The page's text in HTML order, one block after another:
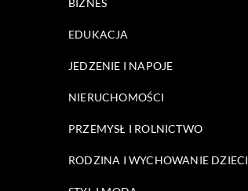
EDUKACJA
JEDZENIE I NAPOJE
NIERUCHOMOŚCI
PRZEMYSŁ I ROLNICTWO
RODZINA I WYCHOWANIE DZIECI